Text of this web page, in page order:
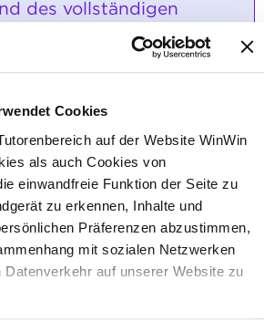
Cookies
auf der Website WinWin
als auch Cookies von
einwandfreie Funktion der Seite zu
zu erkennen, Inhalte und
Präferenzen abzustimmen,
mit sozialen Netzwerken
Datenverkehr auf unserer Website zu
des vollständigen
aufzubauen und in
Schaltplan wurde entsprechend
Angaben normgerecht
Funktionsweise der Anlage wurde
des Schaltplans erklärt.